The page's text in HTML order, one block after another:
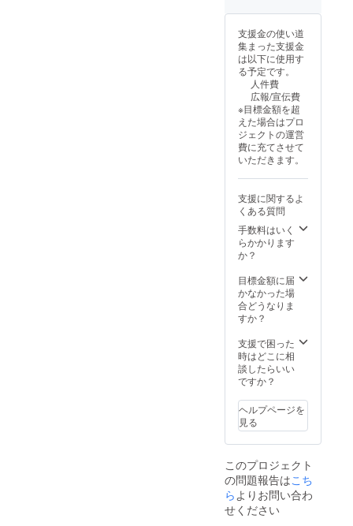
ジュー
年6月上
旬 クラ
ウド
ファン
ディン
グ開始
2025年
7月下旬
クラウ
ドファ
ンディ
ング終
内から
随時リ
ターン
開始 ※
ける際
は、必
ず備考
ネーム
を記載
してく
ださ
た、２
０文字
以内の
コメン
いて頂
いて結
構で
す。お
名前と
になり
よろし
くお願
いいた
しま
す。 実
施スケ
ジュー
ル 2025
年6月上
旬 クラ
ウド
ファン
グ開始
2025年
7月下旬
クラウ
ドファ
ング終
了 期間
内から
随時リ
開始
支援金の使い道
集まった支援金
は以下に使用す
る予定です。
人件費
広報/宣伝費
※目標金額を超
えた場合はプロ
ジェクトの運営
費に充てさせて
いただきます。
支援に関するよ
くある質問
手数料はいく
らかかります
か？
目標金額に届
かなかった場
合どうなりま
すか？
支援で困った
時はどこに相
談したらいい
ですか？
ヘルプページを
見る
このプロジェクト
の問題報告はこち
ら よりお問い合わ
せください